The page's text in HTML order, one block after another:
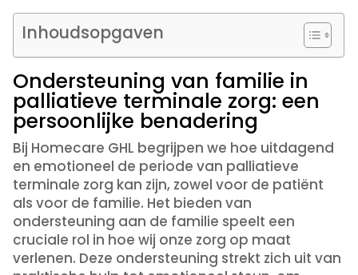
Inhoudsopgaven
Ondersteuning van familie in
palliatieve terminale zorg: een
persoonlijke benadering
Bij Homecare GHL begrijpen we hoe uitdagend
en emotioneel de periode van palliatieve
terminale zorg kan zijn, zowel voor de patiënt
als voor de familie. Het bieden van
ondersteuning aan de familie speelt een
cruciale rol in hoe wij onze zorg op maat
verlenen. Deze ondersteuning strekt zich uit van